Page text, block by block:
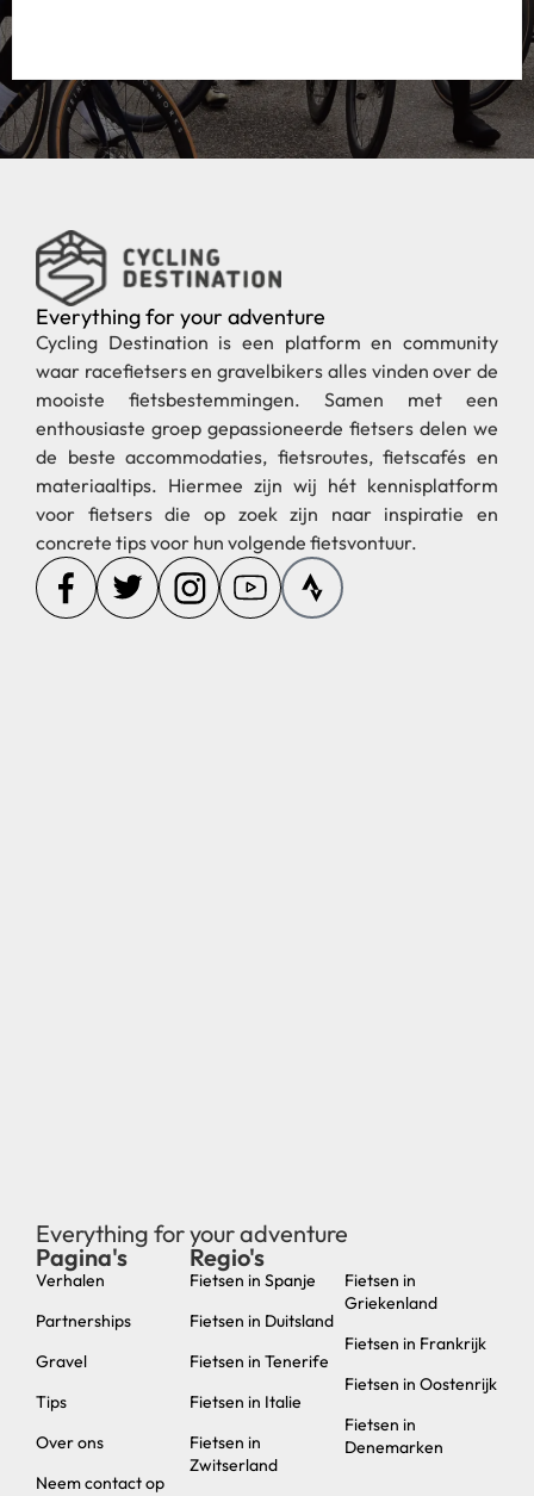
Everything for your adventure
Cycling Destination is een platform en community
waar racefietsers en gravelbikers alles vinden over de
mooiste fietsbestemmingen. Samen met een
enthousiaste groep gepassioneerde fietsers delen we
de beste accommodaties, fietsroutes, fietscafés en
materiaaltips. Hiermee zijn wij hét kennisplatform
voor fietsers die op zoek zijn naar inspiratie en
concrete tips voor hun volgende fietsvontuur.
Everything for your adventure
Pagina's
Verhalen
Partnerships
Gravel
Tips
Over ons
Neem contact op
Regio's
Fietsen in Spanje
Fietsen in Duitsland
Fietsen in Tenerife
Fietsen in Italie
Fietsen in
Zwitserland
Fietsen in
Griekenland
Fietsen in Frankrijk
Fietsen in Oostenrijk
Fietsen in
Denemarken